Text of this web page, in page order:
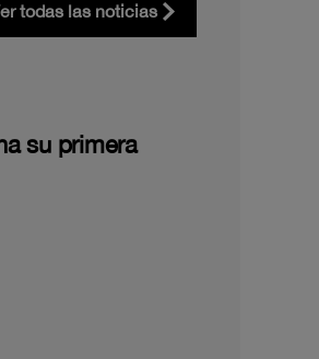
todas las noticias
su primera